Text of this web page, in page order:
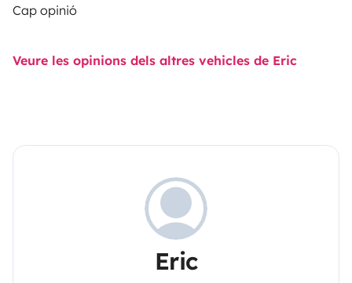
Cap opinió
Veure les opinions dels altres vehicles de Eric
Eric